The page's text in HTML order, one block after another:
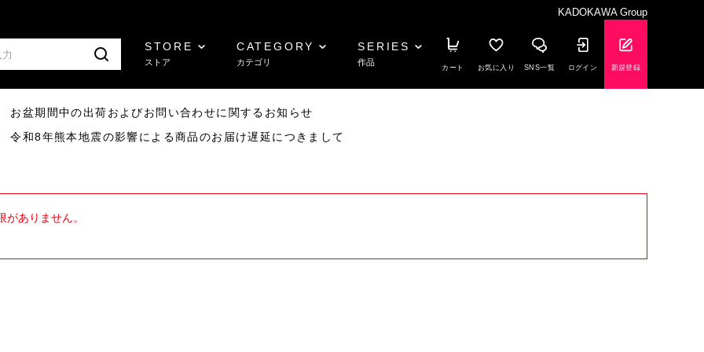
KADOKAWA Group
STORE
ストア
CATEGORY
カテゴリ
SERIES
作品
カート お気に入り SNS一覧 ログイン 新規登録
盆期間中の出荷およびお問い合わせに関するお知らせ
和8年熊本地震の影響による商品のお届け遅延につきまして
ありません。